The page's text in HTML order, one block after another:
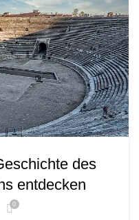
des
entdecken
0